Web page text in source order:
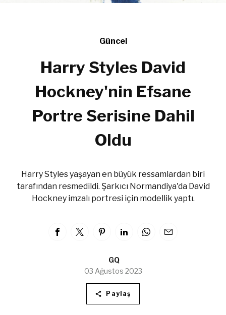
Güncel
Harry Styles David
Hockney'nin Efsane
Portre Serisine Dahil
Oldu
Harry Styles yaşayan en büyük ressamlardan biri
tarafından resmedildi. Şarkıcı Normandiya'da David
Hockney imzalı portresi için modellik yaptı.
GQ
03 Ağustos 2023
Paylaş